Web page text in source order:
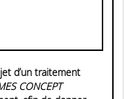
d’un traitement
CONCEPT